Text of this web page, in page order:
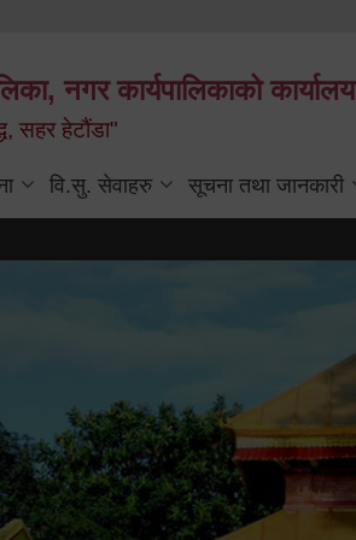
नगर कार्यपालिकाको कार्यालय
सहर हेटौंडा"
वि.सु. सेवाहरु सूचना तथा जानकारी